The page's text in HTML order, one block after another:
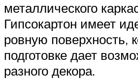
металлического
Гипсокартон имеет
ровную поверхность,
подготовке дает
разного декора.